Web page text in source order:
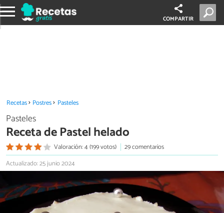
COMPARTIR
Recetas Postres Pasteles
Pasteles
Receta de Pastel helado
Valoración: 4 (199 votos)
29 comentarios
Actualizado: 25 junio 2024